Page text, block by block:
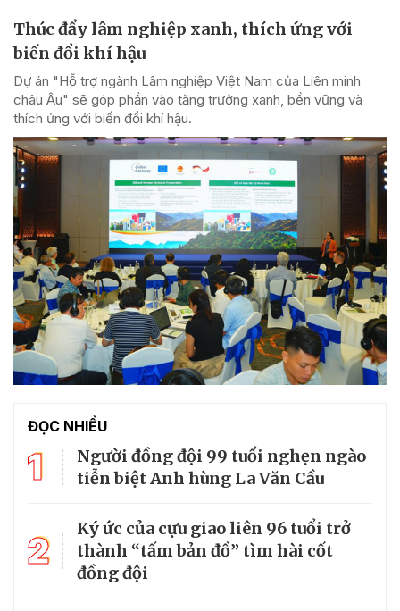
Thúc đẩy lâm nghiệp xanh, thích ứng với
biến đổi khí hậu
Dự án "Hỗ trợ ngành Lâm nghiệp Việt Nam của Liên minh
châu Âu" sẽ góp phần vào tăng trưởng xanh, bền vững và
thích ứng với biến đổi khí hậu.
ĐỌC NHIỀU
1
Người đồng đội 99 tuổi nghẹn ngào
tiễn biệt Anh hùng La Văn Cầu
2
Ký ức của cựu giao liên 96 tuổi trở
thành “tấm bản đồ” tìm hài cốt
đồng đội